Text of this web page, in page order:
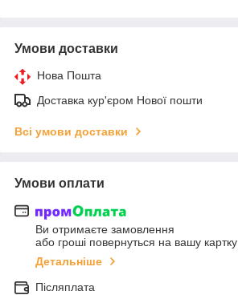
Умови доставки
Нова Пошта
Доставка кур'єром Нової пошти
Всі умови доставки
Умови оплати
Ви отримаєте замовлення
або гроші повернуться на вашу картку
Детальніше
Післяплата